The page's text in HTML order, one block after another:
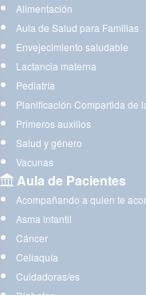
Alimentación
Aula de Salud para Familias
Envejecimiento saludable
Lactancia materna
Pediatría
Planificación Compartida de
Primeros auxilios
Salud y género
Vacunas
Aula de Pacientes
Acompañando a quien te
Asma infantil
Cáncer
Celiaquía
Cuidadoras/es